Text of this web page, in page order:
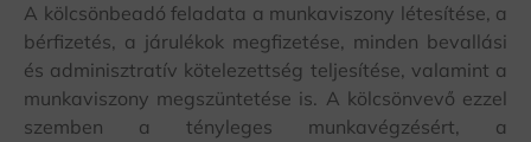
A kölcsönbeadó feladata a munkaviszony létesítése, a
bérfizetés, a járulékok megfizetése, minden bevallási
és adminisztratív kötelezettség teljesítése, valamint a
munkaviszony megszüntetése is. A kölcsönvevő ezzel
szemben a tényleges munkavégzésért, a